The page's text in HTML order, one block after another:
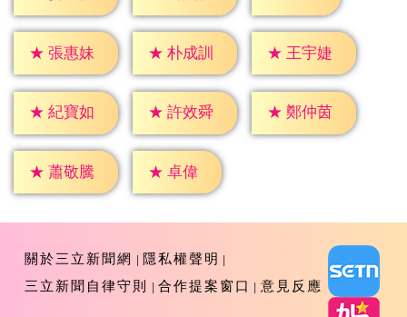
★ 張惠妹 ★ 朴成訓 ★ 王宇婕
★ 紀寶如 ★ 許效舜 ★ 鄭仲茵
★ 蕭敬騰 ★ 卓偉
關於三立新聞網
隱私權聲明
三立新聞自律守則
合作提案窗口 意見反應